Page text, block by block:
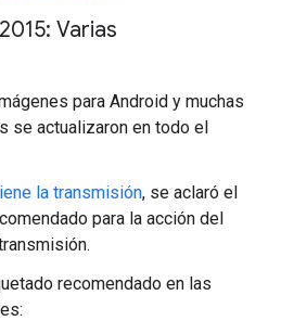
Varias
para Android y muchas
se actualizaron en todo el
la transmisión, se aclaró el
para la acción del
recomendado en las